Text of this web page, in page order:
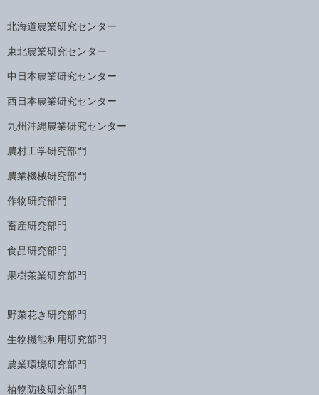
北海道農業研究センター
東北農業研究センター
中日本農業研究センター
西日本農業研究センター
九州沖縄農業研究センター
農村工学研究部門
農業機械研究部門
作物研究部門
畜産研究部門
食品研究部門
果樹茶業研究部門
野菜花き研究部門
生物機能利用研究部門
農業環境研究部門
植物防疫研究部門